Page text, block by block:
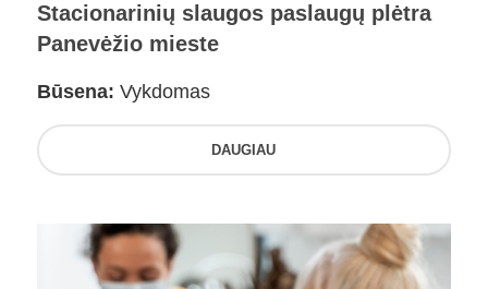
Stacionarinių slaugos paslaugų plėtra
Panevėžio mieste
Būsena: Vykdomas
DAUGIAU